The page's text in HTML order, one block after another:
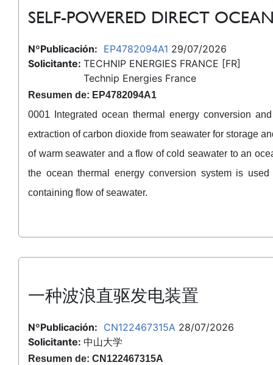
SELF-POWERED DIRECT
NºPublicación: EP4782094A1 29/07/2026
Solicitante: TECHNIP ENERGIES FRANCE [FR]
Technip Energies France
Resumen de: EP4782094A1
0001 Integrated ocean thermal energy conversion
extraction of carbon dioxide from seawater for storage
of warm seawater and a flow of cold seawater to an
the ocean thermal energy conversion system is
containing flow of seawater.
一种波浪直驱发电装置
NºPublicación: CN122467315A 28/07/2026
Solicitante: 中山大学
Resumen de: CN122467315A